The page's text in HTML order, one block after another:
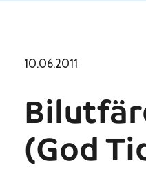
10.06.2011
(God